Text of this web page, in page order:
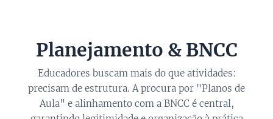
Planejamento & BNCC
Educadores buscam mais do que atividades:
precisam de estrutura. A procura por "Planos de
Aula" e alinhamento com a BNCC é central,